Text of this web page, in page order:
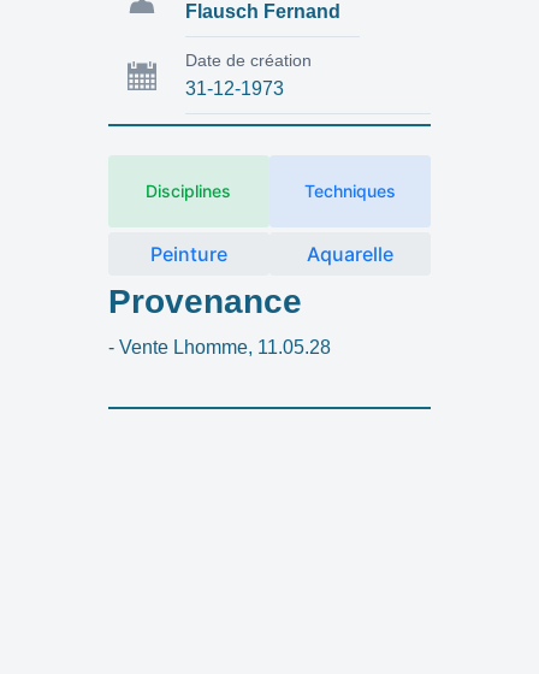
Flausch Fernand
31-12-1973
Date de création
Disciplines
Peinture
Techniques
Aquarelle
Provenance
- Vente Lhomme, 11.05.28